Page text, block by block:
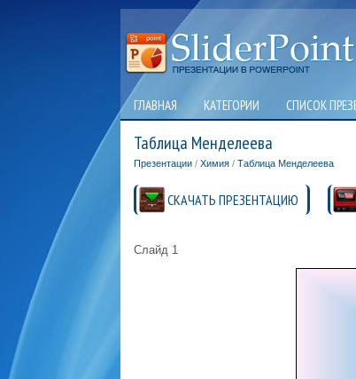
ГЛАВНАЯ КАТЕГОРИИ СПИСОК
Таблица Менделеева
Презентации/ Химия/ Таблица Менделеева
СКАЧАТЬ ПРЕЗЕНТАЦИЮ
Слайд 1